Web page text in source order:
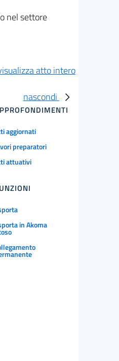
nel settore
atto intero
nascondi
aggiornati
preparatori
attuativi
in Akoma